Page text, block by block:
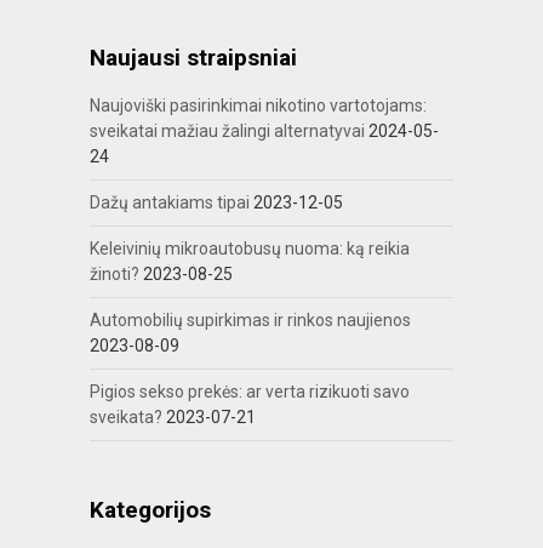
Naujausi straipsniai
Naujoviški pasirinkimai nikotino vartotojams:
sveikatai mažiau žalingi alternatyvai 2024-05-
24
Dažų antakiams tipai 2023-12-05
Keleivinių mikroautobusų nuoma: ką reikia
žinoti? 2023-08-25
Automobilių supirkimas ir rinkos naujienos
2023-08-09
Pigios sekso prekės: ar verta rizikuoti savo
sveikata? 2023-07-21
Kategorijos